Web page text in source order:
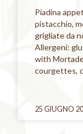
Piadina
pistacchio,
grigliate da
Allergeni:
with
courgettes,
25 GIUGNO